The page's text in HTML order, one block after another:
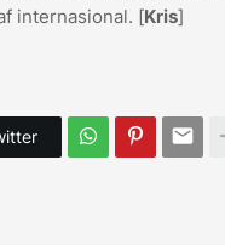
internasional. [Kris]